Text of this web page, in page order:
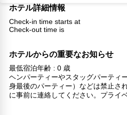
ホテル詳細情報
Check-in time starts at
Check-out time is
ホテルからの重要なお知らせ
最低宿泊年齢 : 0 歳
ヘンパーティーやスタッグパーティ
身最後のパーティー）などは禁止さ
に事前に連絡してください。プライ